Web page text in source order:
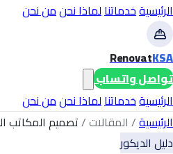
الرئيسيةخدماتنالماذا نحنمن نحن
RenovatKSA
تواصل واتساب
الرئيسيةخدماتنالماذا نحنمن نحن
الرئيسية/ المقالات/تصميم المكاتب
دليل الديكور